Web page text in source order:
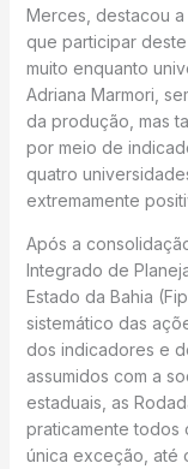
Merces, destacou a
que participar
muito enquanto
Adriana Marmori,
da produção, mas
por meio de
quatro
extremamente
Após a
Integrado de
Estado da Bahia
sistemático das
dos indicadores e
assumidos com a
estaduais, as
praticamente todos
única exceção, até